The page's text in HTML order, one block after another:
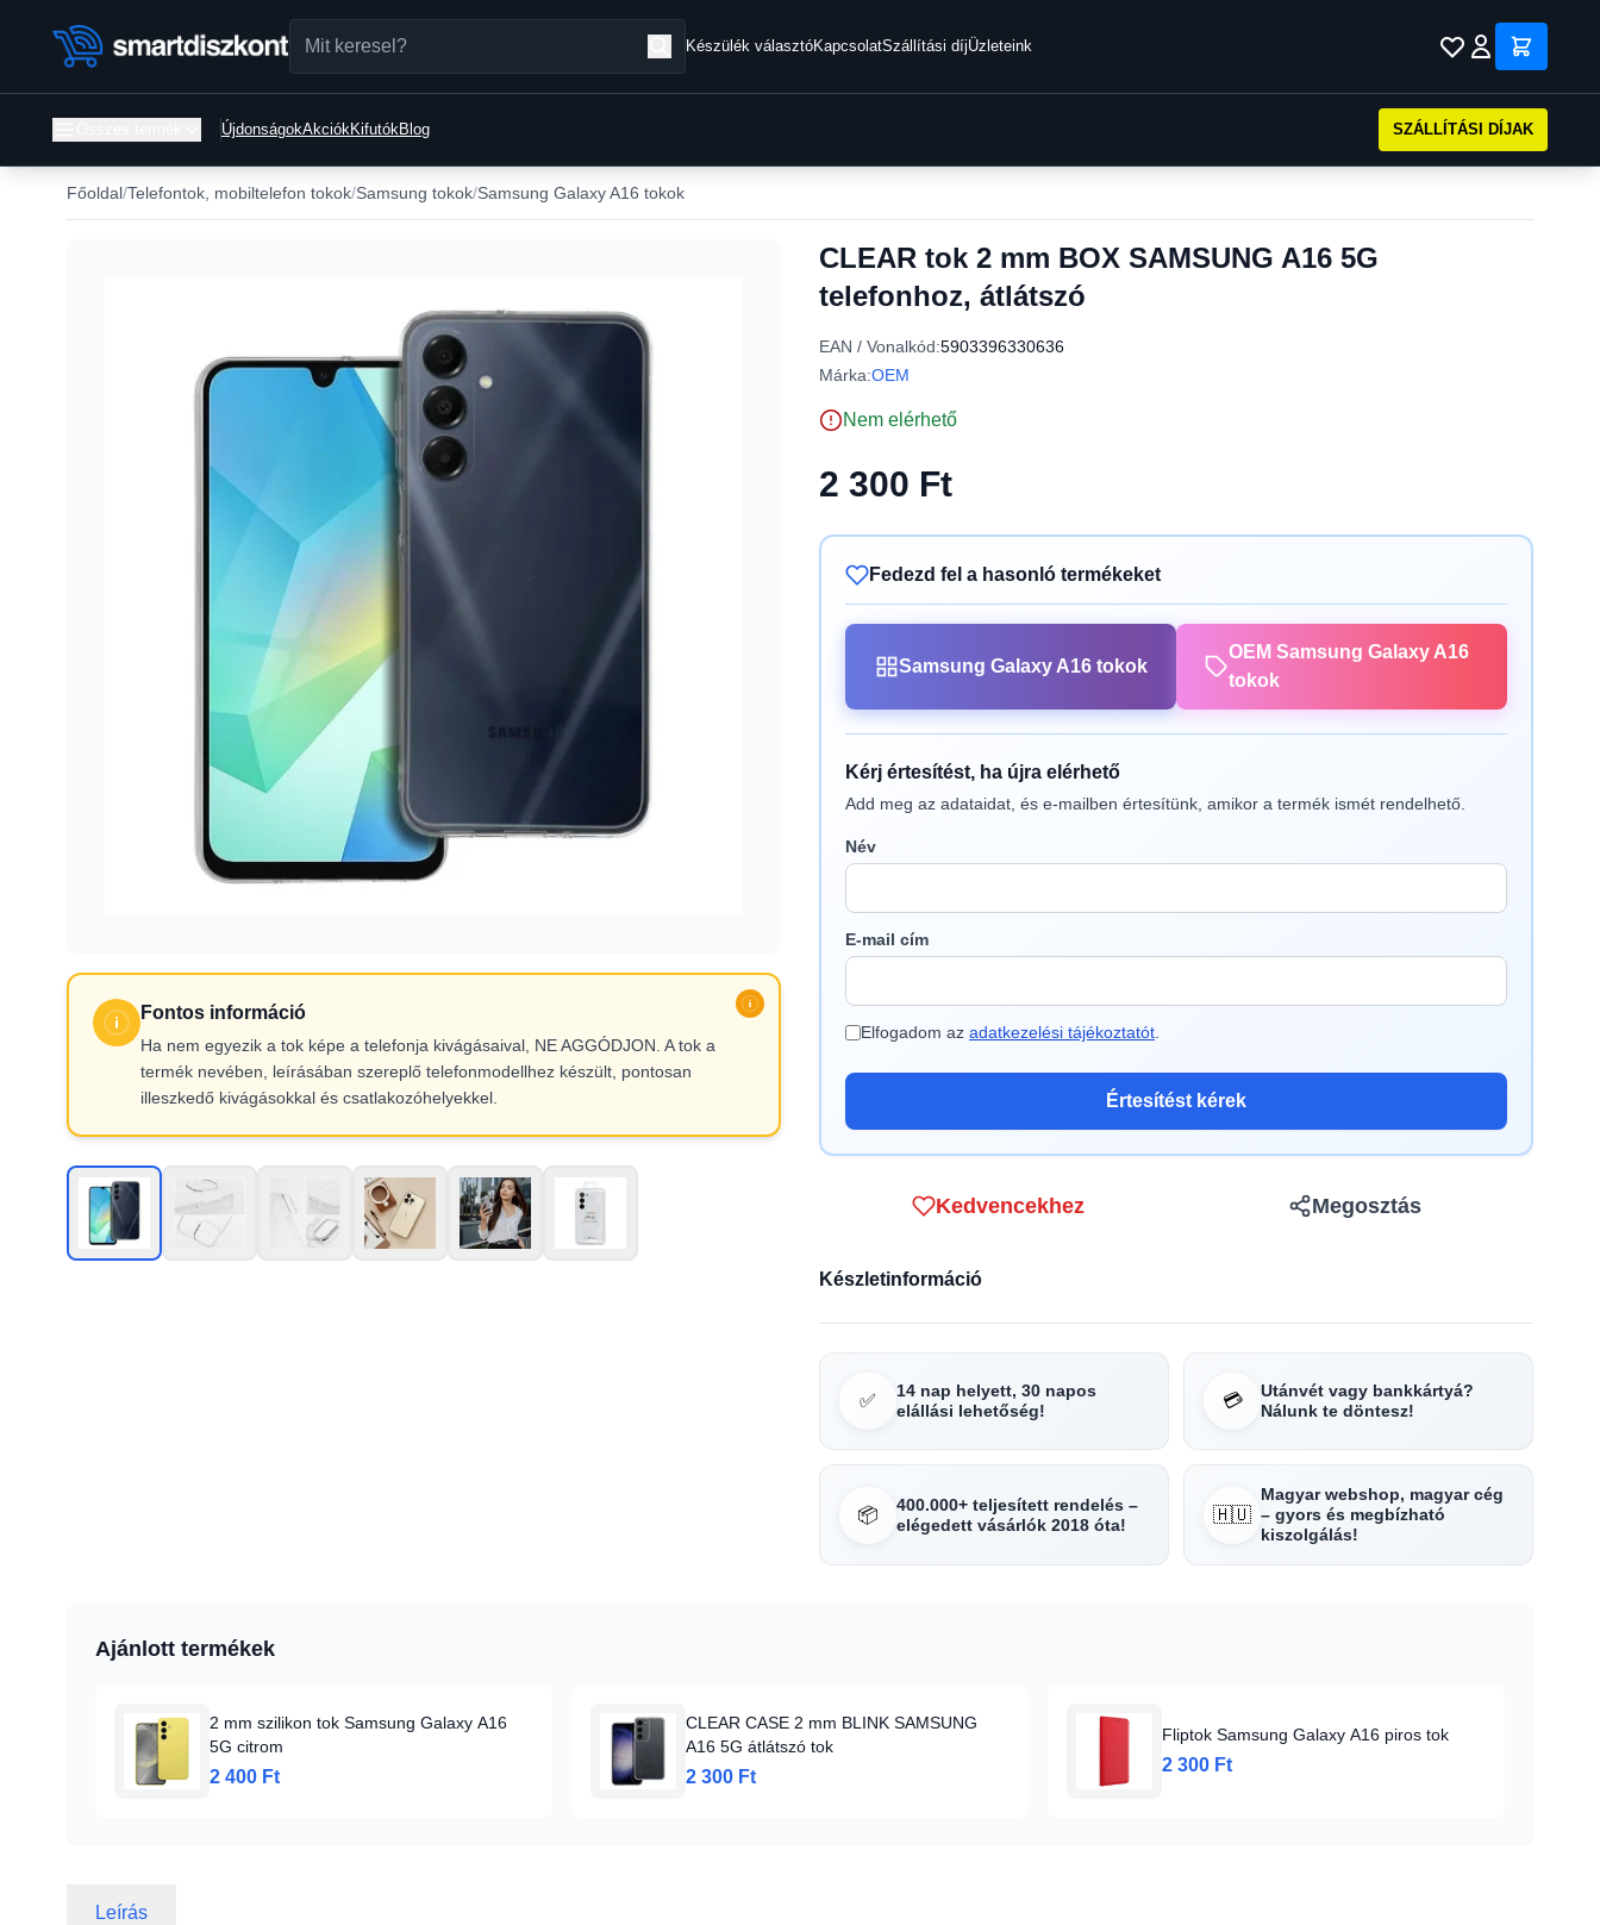
Készülék választóKapcsolatSzállítási díjÜzleteink
ÚjdonságokAkciókKifutókBlog SZÁLLÍTÁSI DÍJAK
Főoldal Telefontok, mobiltelefon tokok Samsung tokok Samsung Galaxy A16 tokok
Fontos információ
Ha nem egyezik a tok képe a telefonja kivágásaival, NE AGGÓDJON. A tok a
termék nevében, leírásában szereplő telefonmodellhez készült, pontosan
illeszkedő kivágásokkal és csatlakozóhelyekkel.
CLEAR tok 2 mm BOX SAMSUNG A16 5G
telefonhoz, átlátszó
EAN / Vonalkód:5903396330636
Márka:OEM
Nem elérhető
2 300 Ft
Fedezd fel a hasonló termékeket
Samsung Galaxy A16 tokok
OEM Samsung Galaxy A16
tokok
Kérj értesítést, ha újra elérhető
Add meg az adataidat, és e-mailben értesítünk, amikor a termék ismét rendelhető.
Név
E-mail cím
Elfogadom az adatkezelési tájékoztatót
Értesítést kérek
Kedvencekhez Megosztás
Készletinformáció
✅
14 nap helyett, 30 napos
elállási lehetőség!
💳
Utánvét vagy bankkártyá?
Nálunk te döntesz!
📦
400.000+ teljesített rendelés –
elégedett vásárlók 2018 óta!
🇭🇺
Magyar webshop, magyar cég
– gyors és megbízható
kiszolgálás!
Ajánlott termékek
2 mm szilikon tok Samsung Galaxy A16
5G citrom
2 400 Ft
CLEAR CASE 2 mm BLINK SAMSUNG
A16 5G átlátszó tok
2 300 Ft
Fliptok Samsung Galaxy A16 piros tok
2 300 Ft
Leírás